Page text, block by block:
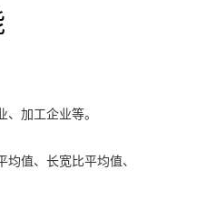
加工企业等。
值、长宽比平均值、